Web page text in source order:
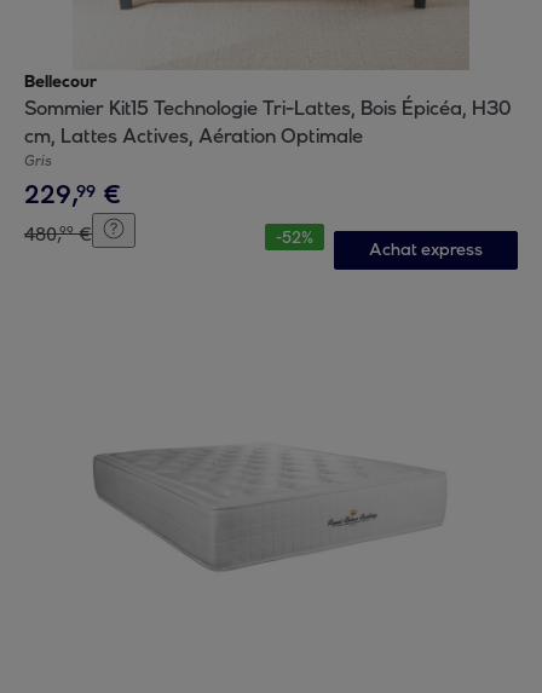
Bellecour
Sommier Kit15 Technologie Tri-Lattes, Bois Épicéa, H30
cm, Lattes Actives, Aération Optimale
Gris
229,99 €
480,99 € -52%
Achat express